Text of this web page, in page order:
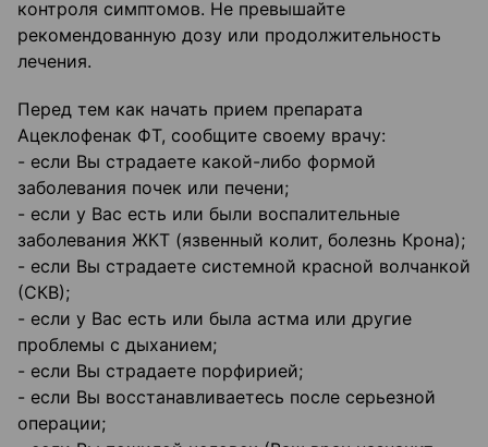
контроля симптомов. Не превышайте
рекомендованную дозу или продолжительность
лечения.
Перед тем как начать прием препарата
Ацеклофенак ФТ, сообщите своему врачу:
- если Вы страдаете какой-либо формой
заболевания почек или печени;
- если у Вас есть или были воспалительные
заболевания ЖКТ (язвенный колит, болезнь Крона);
- если Вы страдаете системной красной волчанкой
(СКВ);
- если у Вас есть или была астма или другие
проблемы с дыханием;
- если Вы страдаете порфирией;
- если Вы восстанавливаетесь после серьезной
операции;